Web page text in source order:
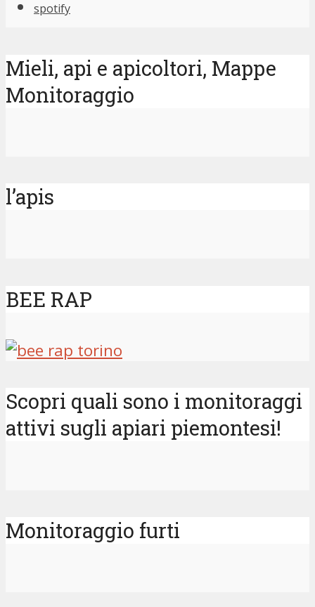
spotify
Mieli, api e apicoltori, Mappe
Monitoraggio
l’apis
BEE RAP
Scopri quali sono i monitoraggi
attivi sugli apiari piemontesi!
Monitoraggio furti